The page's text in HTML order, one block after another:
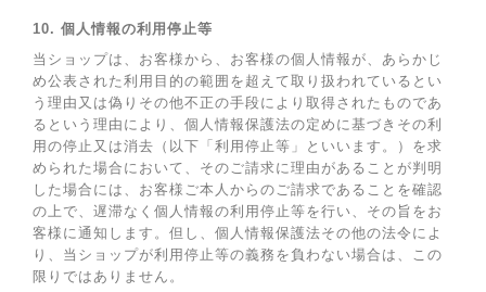
10. 個人情報の利用停止等
当ショップは、お客様から、お客様の個人情報が、あらかじ
め公表された利用目的の範囲を超えて取り扱われているとい
う理由又は偽りその他不正の手段により取得されたものであ
るという理由により、個人情報保護法の定めに基づきその利
用の停止又は消去（以下「利用停止等」といいます。）を求
められた場合において、そのご請求に理由があることが判明
した場合には、お客様ご本人からのご請求であることを確認
の上で、遅滞なく個人情報の利用停止等を行い、その旨をお
客様に通知します。但し、個人情報保護法その他の法令によ
り、当ショップが利用停止等の義務を負わない場合は、この
限りではありません。